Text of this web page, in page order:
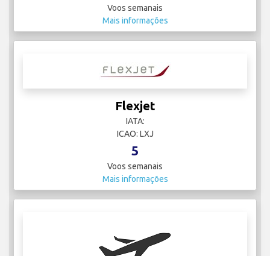
Voos semanais
Mais informações
Flexjet
IATA:
ICAO: LXJ
5
Voos semanais
Mais informações